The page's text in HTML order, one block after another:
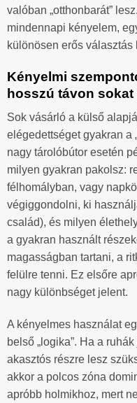
valóban „otthonbarát”
mindennapi kényelem,
különösen erős választás
Kényelmi
hosszú távon sokat
Sok vásárló a külső
elégedettséget gyakran a
nagy tárolóbútor esetén
milyen gyakran pakolsz:
félhomályban, vagy
végiggondolni, ki
család), és milyen
a gyakran használt
magasságban tartani, a
felülre tenni. Ez elsőre
nagy különbséget jelent.
A kényelmes használat
belső „logika”. Ha a
akasztós részre lesz
akkor a polcos zóna
apróbb holmikhoz, mert